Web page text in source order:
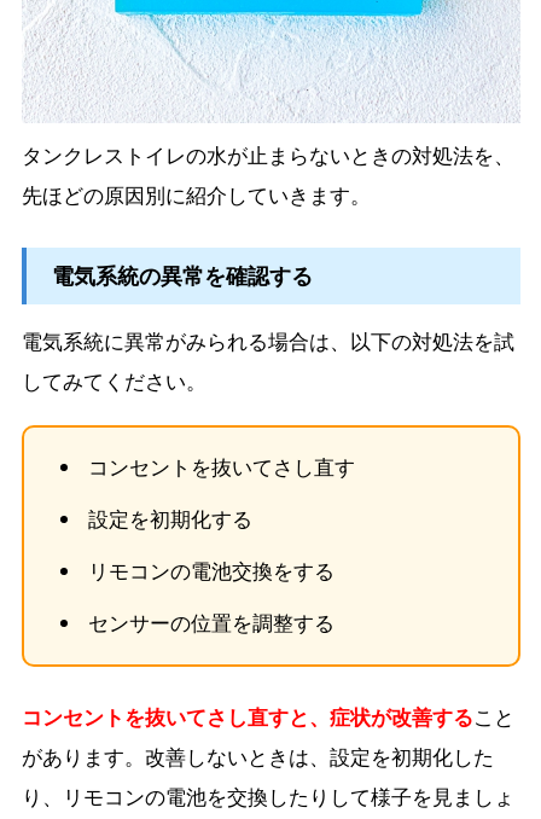
タンクレストイレの水が止まらないときの対処法を、
先ほどの原因別に紹介していきます。
電気系統の異常を確認する
電気系統に異常がみられる場合は、以下の対処法を試
してみてください。
コンセントを抜いてさし直す
設定を初期化する
リモコンの電池交換をする
センサーの位置を調整する
コンセントを抜いてさし直すと、症状が改善すること
があります。改善しないときは、設定を初期化した
り、リモコンの電池を交換したりして様子を見ましょ